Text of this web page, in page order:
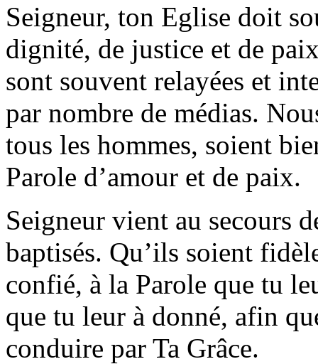
Seigneur, ton Eglise doit
dignité, de justice et de
sont souvent relayées et
par nombre de médias.
tous les hommes, soient
Parole d’amour et de paix.
Seigneur vient au secours
baptisés. Qu’ils soient
confié, à la Parole que tu
que tu leur à donné, afin
conduire par Ta Grâce.